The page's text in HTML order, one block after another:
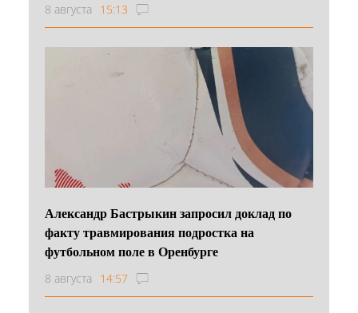
8 августа 15:13
Александр Бастрыкин запросил доклад по
факту травмирования подростка на
футбольном поле в Оренбурге
8 августа 14:57